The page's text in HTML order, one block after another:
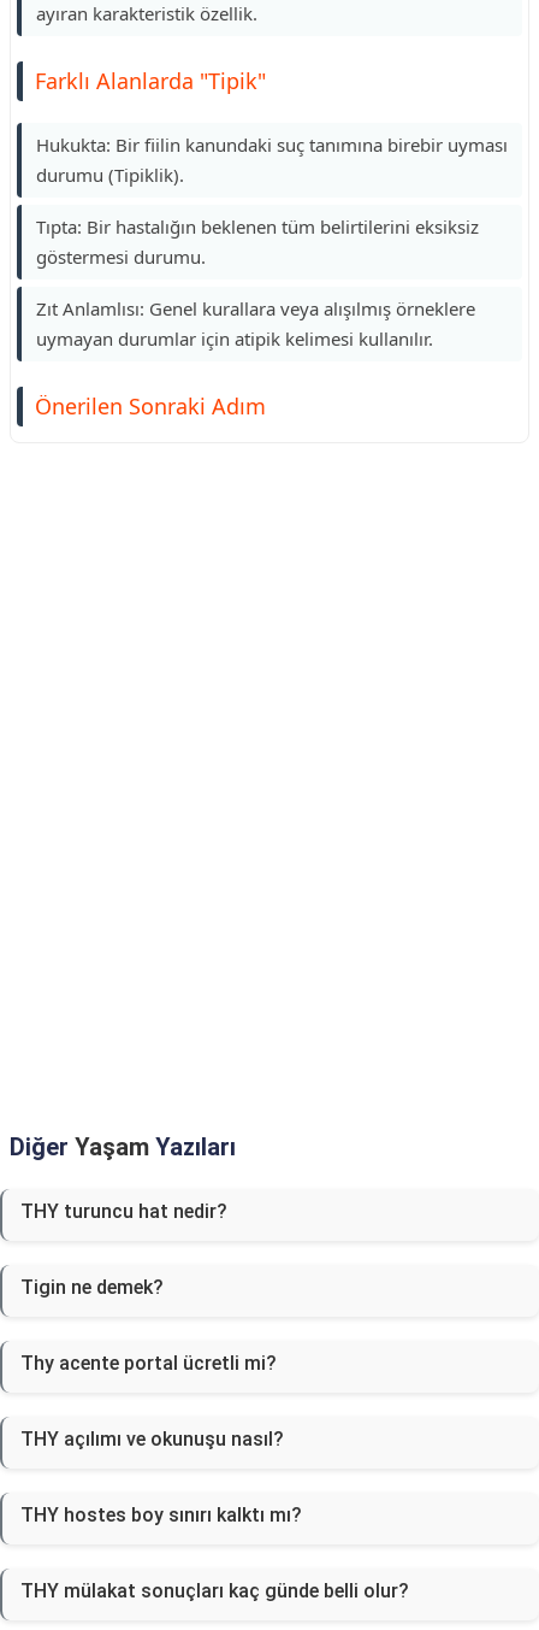
ayıran karakteristik özellik.
Farklı Alanlarda "Tipik"
Hukukta: Bir fiilin kanundaki suç tanımına birebir uyması
durumu (Tipiklik).
Tıpta: Bir hastalığın beklenen tüm belirtilerini eksiksiz
göstermesi durumu.
Zıt Anlamlısı: Genel kurallara veya alışılmış örneklere
uymayan durumlar için atipik kelimesi kullanılır.
Önerilen Sonraki Adım
Diğer Yaşam Yazıları
THY turuncu hat nedir?
Tigin ne demek?
Thy acente portal ücretli mi?
THY açılımı ve okunuşu nasıl?
THY hostes boy sınırı kalktı mı?
THY mülakat sonuçları kaç günde belli olur?